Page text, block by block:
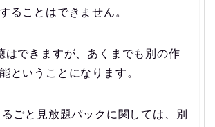
ることはできません。
はできますが、あくまでも別の作
ということになります。
ごと見放題パックに関しては、別